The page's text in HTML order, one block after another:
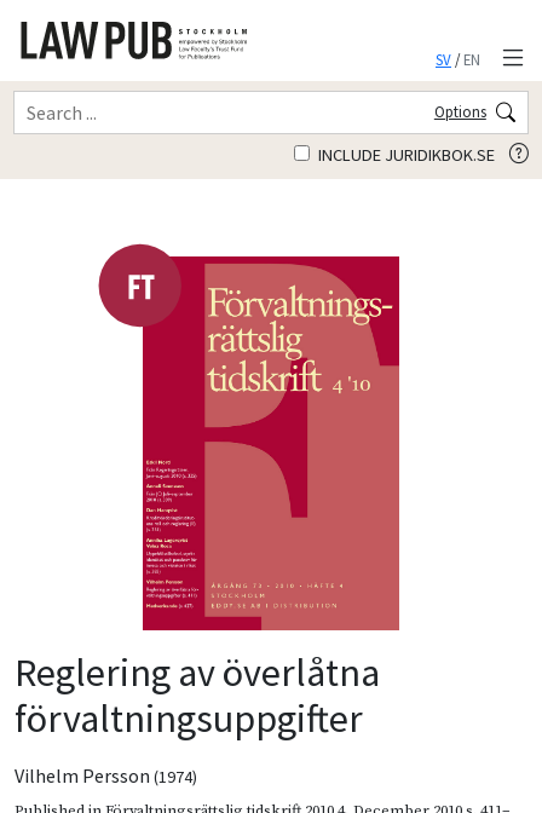
SV/EN
Options
INCLUDE JURIDIKBOK.SE
Reglering av överlåtna
förvaltningsuppgifter
Vilhelm Persson (1974)